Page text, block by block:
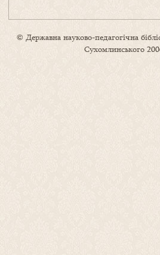
© Державна науково-педагогічна
Сухомлинського